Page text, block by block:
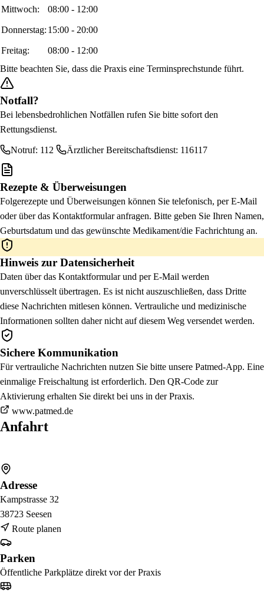
Mittwoch: 08:00 - 12:00
Donnerstag: 15:00 - 20:00
Freitag:
08:00 - 12:00
Bitte beachten Sie, dass die Praxis eine Terminsprechstunde führt.
Notfall?
Bei lebensbedrohlichen Notfällen rufen Sie bitte sofort den
Rettungsdienst.
Notruf: 112 Ärztlicher Bereitschaftsdienst: 116117
Rezepte & Überweisungen
Folgerezepte und Überweisungen können Sie telefonisch, per E-Mail
oder über das Kontaktformular anfragen. Bitte geben Sie Ihren Namen,
Geburtsdatum und das gewünschte Medikament/die Fachrichtung an.
Hinweis zur Datensicherheit
Daten über das Kontaktformular und per E-Mail werden
unverschlüsselt übertragen. Es ist nicht auszuschließen, dass Dritte
diese Nachrichten mitlesen können. Vertrauliche und medizinische
Informationen sollten daher nicht auf diesem Weg versendet werden.
Sichere Kommunikation
Für vertrauliche Nachrichten nutzen Sie bitte unsere Patmed-App. Eine
einmalige Freischaltung ist erforderlich. Den QR-Code zur
Aktivierung erhalten Sie direkt bei uns in der Praxis.
www.patmed.de
Anfahrt
Adresse
Kampstrasse 32
38723 Seesen
Route planen
Parken
Öffentliche Parkplätze direkt vor der Praxis